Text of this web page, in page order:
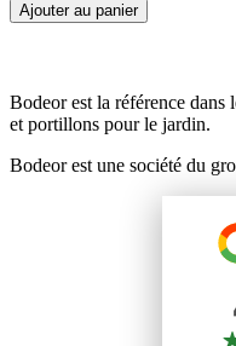
Ajouter au panier
Bodeor est la référence dans
et portillons pour le jardin.
Bodeor est une société du